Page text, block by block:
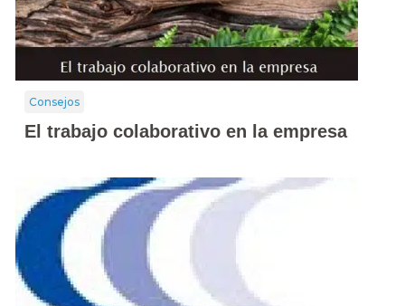
Consejos
El trabajo colaborativo en la empresa